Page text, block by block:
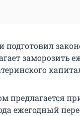
подготовил
заморозить
предлагается
ежегодный